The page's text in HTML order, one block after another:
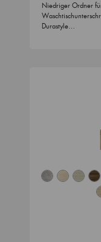
Niedriger Ordner
Durastyle…